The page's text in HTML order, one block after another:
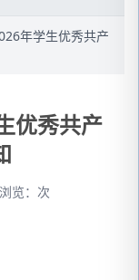
年学生优秀共产
优秀共产
浏览： 次